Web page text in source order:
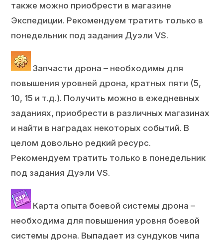
также можно приобрести в магазине
Экспедиции. Рекомендуем тратить только в
понедельник под задания Дуэли VS.
Запчасти дрона – необходимы для
повышения уровней дрона, кратных пяти (5,
10, 15 и т.д.). Получить можно в ежедневных
заданиях, приобрести в различных магазинах
и найти в наградах некоторых событий. В
целом довольно редкий ресурс.
Рекомендуем тратить только в понедельник
под задания Дуэли VS.
Карта опыта боевой системы дрона –
необходима для повышения уровня боевой
системы дрона. Выпадает из сундуков чипа